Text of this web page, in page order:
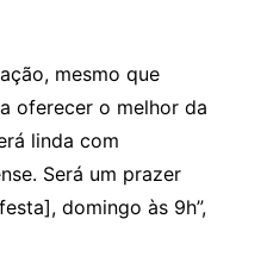
mesmo que
oferecer o melhor da
linda com
Será um prazer
domingo às 9h”,